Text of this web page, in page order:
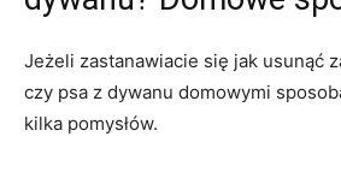
Jeżeli zastanawiacie się jak usunąć
czy psa z dywanu domowymi
kilka pomysłów.